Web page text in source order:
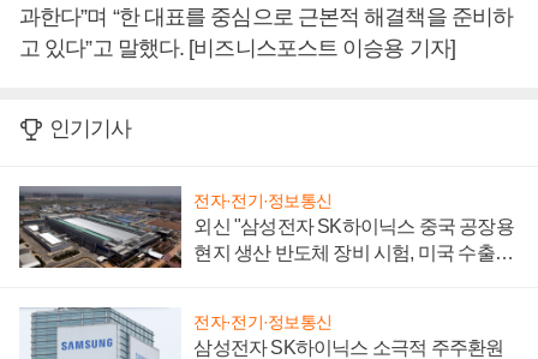
과한다”며 “한 대표를 중심으로 근본적 해결책을 준비하
고 있다”고 말했다. [비즈니스포스트 이승용 기자]
인기기사
전자·전기·정보통신
외신 "삼성전자 SK하이닉스 중국 공장용
현지 생산 반도체 장비 시험, 미국 수출통
전자·전기·정보통신
삼성전자 SK하이닉스 소극적 주주환원